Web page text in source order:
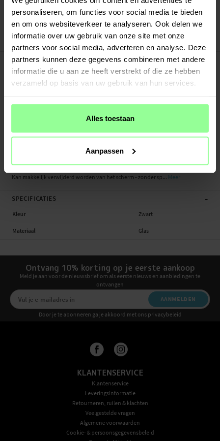
personaliseren, om functies voor social media te bieden
en om ons websiteverkeer te analyseren. Ook delen we
informatie over uw gebruik van onze site met onze
partners voor social media, adverteren en analyse. Deze
partners kunnen deze gegevens combineren met andere
informatie die u aan ze heeft verstrekt of die ze hebben
verzameld op basis van uw gebruik van hun services.
Alles toestaan
Aanpassen
Veilig betalen met Klarna of Paypal
30 dagen retourrecht
Art number:29724
PRODUCTBESCHRIJVING
Screenprotector met privacy-coating in dun tempered glas voor Apple iPhone
12, iPhone 12 Pro. De coating zorgt ervoor dat het scherm van de zijkant gezien
scherm kijkt ziet alles precies zoals normaal.
beschadigingen zonder al te veel dikte toe te voegen. Schoonmaaksetje wordt
meegeleverd, zodat er geen stof of viezigheid onder de glazen screenprotector
Kan makkelijk verwijderd worden van het scherm - zonder sp... Meer
SPECIFICATIES -
Kleur Zwart
Materiaal Glas
Ontvang 10% korting op je eerste aankoop
Meld je aan voor de nieuwsbrief om als eerste nieuws en aanbiedingen te
ontvangen
AANMELDEN
Door je te abonneren ga je akkoord met ons privacybeleid
KLANTENSERVICE
Klantenservice
Leveringsinformatie
Retourneren, ruilen & klachten
Veelgestelde vragen
Algemene voorwaarden
Cookie- & persoonsgegevensbeleid